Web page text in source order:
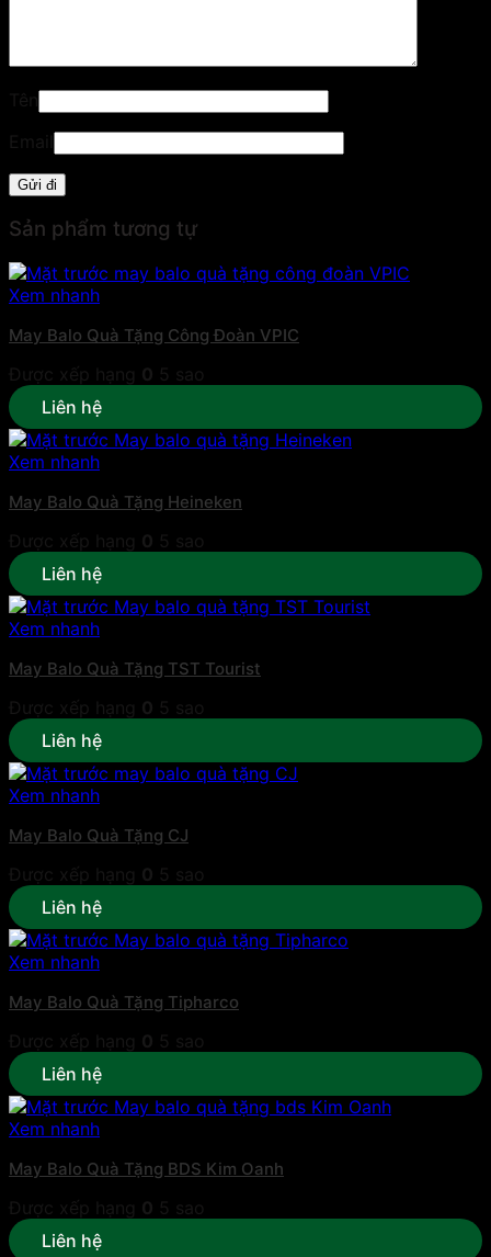
Sản phẩm tương tự
Xem nhanh
May Balo Quà Tặng Công Đoàn VPIC
Liên hệ
Xem nhanh
May Balo Quà Tặng Heineken
Liên hệ
Xem nhanh
May Balo Quà Tặng TST Tourist
Liên hệ
Xem nhanh
May Balo Quà Tặng CJ
Liên hệ
Xem nhanh
May Balo Quà Tặng Tipharco
Liên hệ
Xem nhanh
May Balo Quà Tặng BDS Kim Oanh
Liên hệ